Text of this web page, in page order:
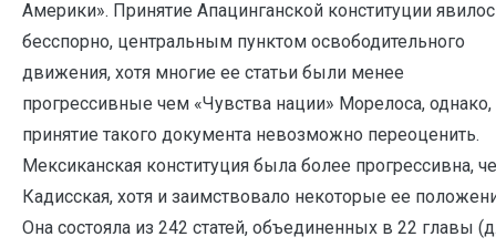
Америки». Принятие Апацинганской конституции
бесспорно, центральным пунктом освободительного
движения, хотя многие ее статьи были менее
прогрессивные чем «Чувства нации» Морелоса, однако,
принятие такого документа невозможно переоценить.
Мексиканская конституция была более прогрессивна,
Кадисская, хотя и заимствовало некоторые ее
Она состояла из 242 статей, объединенных в 22 главы